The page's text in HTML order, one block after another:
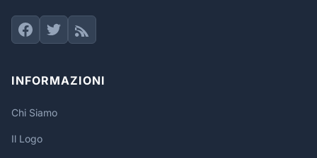
INFORMAZIONI
Chi Siamo
Il Logo